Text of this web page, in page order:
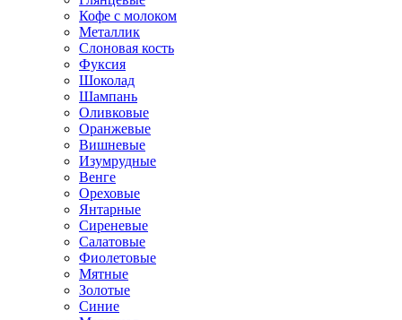
Кофе с молоком
Металлик
Слоновая кость
Фуксия
Шоколад
Шампань
Оливковые
Оранжевые
Вишневые
Изумрудные
Венге
Ореховые
Янтарные
Сиреневые
Салатовые
Фиолетовые
Мятные
Золотые
Синие